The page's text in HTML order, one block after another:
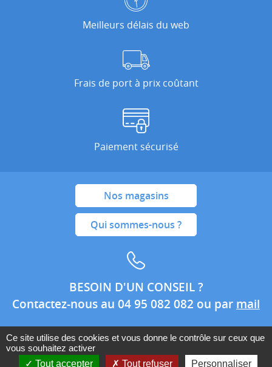
Meilleurs délais du web
Frais de port à prix coûtant
Paiement sécurisé
Nos magasins
Qui sommes-nous ?
BESOIN D'UN CONSEIL ?
Contactez-nous au 04 95 082 082 ou par mail
Conditions générales de ventes Mentions légales
Ce site utilise des cookies et vous donne le contrôle sur ceux que
vous souhaitez activer
Tout accepter
Tout refuser Personnaliser